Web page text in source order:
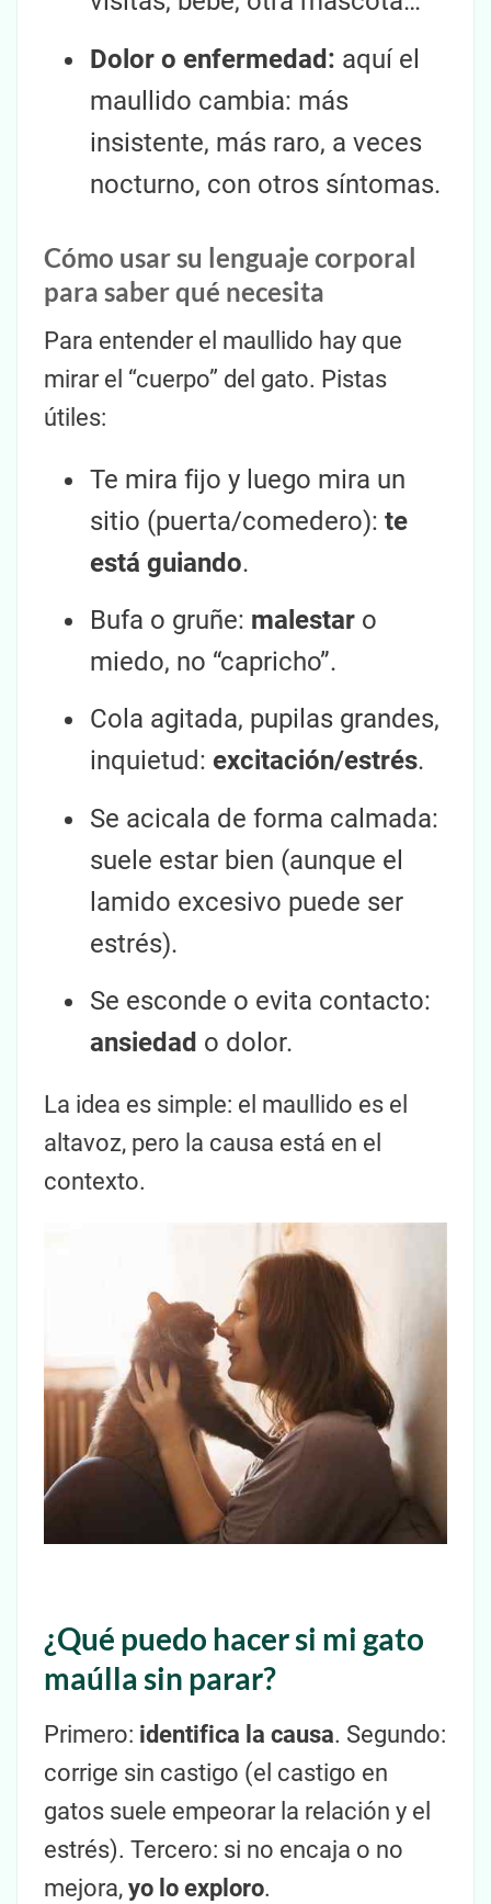
Dolor o enfermedad: aquí el
maullido cambia: más
insistente, más raro, a veces
nocturno, con otros síntomas.
Cómo usar su lenguaje corporal
para saber qué necesita
Para entender el maullido hay que
mirar el “cuerpo” del gato. Pistas
útiles:
Te mira fijo y luego mira un
sitio (puerta/comedero): te
está guiando.
Bufa o gruñe: malestar o
miedo, no “capricho”.
Cola agitada, pupilas grandes,
inquietud: excitación/estrés.
Se acicala de forma calmada:
suele estar bien (aunque el
lamido excesivo puede ser
estrés).
Se esconde o evita contacto:
ansiedad o dolor.
La idea es simple: el maullido es el
altavoz, pero la causa está en el
contexto.
¿Qué puedo hacer si mi gato
maúlla sin parar?
Primero: identifica la causa. Segundo:
corrige sin castigo (el castigo en
gatos suele empeorar la relación y el
estrés). Tercero: si no encaja o no
mejora, yo lo exploro.